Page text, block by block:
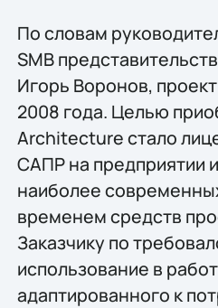
По словам
SMB
Игорь Воронов,
2008 года. Целью
Architecture стало
САПР на предприятии
наиболее
временем средств
Заказчику по
использование в
адаптированного к